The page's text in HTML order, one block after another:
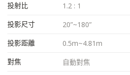
投射比
1.2 : 1
投影尺寸
20”~180”
投影距離
0.5m~4.81m
對焦
自動對焦